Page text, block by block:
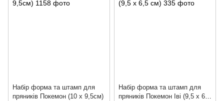
Набір форма та штамп для
пряників Покемон (10 х 9,5см)
Набір форма та штамп для
пряників Покемон Іві (9,5 х 6,5